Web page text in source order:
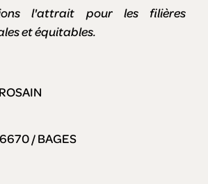
l'attrait pour les filières
et équitables.
/ BAGES